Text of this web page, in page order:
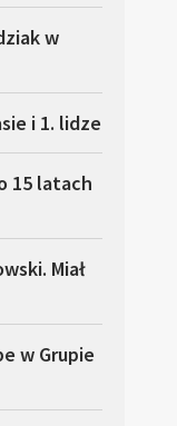
w
i 1. lidze
15 latach
Miał
w Grupie